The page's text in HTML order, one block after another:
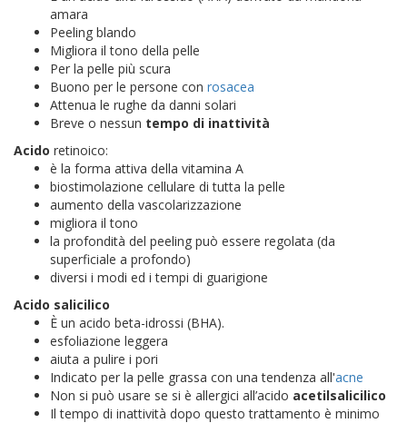
amara
Peeling blando
Migliora il tono della pelle
Per la pelle più scura
Buono per le persone con rosacea
Attenua le rughe da danni solari
Breve o nessun tempo di inattività
Acido retinoico:
è la forma attiva della vitamina A
biostimolazione cellulare di tutta la pelle
aumento della vascolarizzazione
migliora il tono
la profondità del peeling può essere regolata (da
superficiale a profondo)
diversi i modi ed i tempi di guarigione
Acido salicilico
È un acido beta-idrossi (BHA).
esfoliazione leggera
aiuta a pulire i pori
Indicato per la pelle grassa con una tendenza all'acne
Non si può usare se si è allergici all’acido acetilsalicilico
Il tempo di inattività dopo questo trattamento è minimo